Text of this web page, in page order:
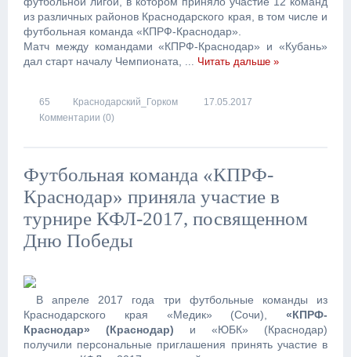
из различных районов Краснодарского края, в том числе и
футбольная команда «КПРФ-Краснодар».
Матч между командами «КПРФ-Краснодар» и «Кубань»
дал старт началу Чемпионата, ... Читать дальше »
65 Краснодарский_Горком
17.05.2017
Комментарии (0)
Футбольная команда «КПРФ-
Краснодар» приняла участие в
турнире КФЛ-2017, посвященном
Дню Победы
В апреле 2017 года три футбольные команды из
Краснодарского края «Медик» (Сочи), «КПРФ-
Краснодар» (Краснодар) и «ЮБК» (Краснодар)
получили персональные приглашения принять участие в